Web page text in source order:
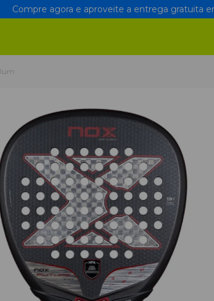
Compre agora e aproveite a entrega gratuita